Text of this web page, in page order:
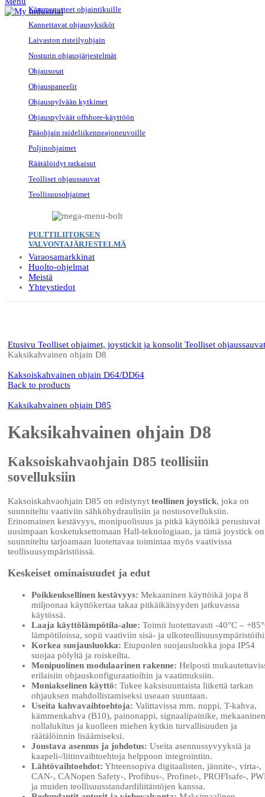
Kämmenotteet ohjaintikuille
Kannettavat ohjausyksiköt
Laivaston risteilyohjain
Nosturin ohjausjärjestelmät
Ohjausosat
Ohjauspaneelit
Ohjauspylvään kytkimet
Ohjauspylväät offshore-käyttöön
Pääohjain raideliikenneajoneuvoille
Poljinohjaimet
Räätälöidyt ratkaisut
Teolliset ohjaussauvat
Teollisuusohjaimet
PULTTILIITOKSEN
VALVONTAJÄRJESTELMÄ
Varaosamarkkinat
Huolto-ohjelmat
Meistä
Yhteystiedot
Etusivu Teolliset ohjaimet, joystickit ja konsolit Teolliset ohjaussauvat
Kaksikahvainen ohjain D8
Kaksoiskahvainen ohjain D64/DD64
Back to products
Kaksikahvainen ohjain D85
Kaksikahvainen ohjain D8
Kaksoiskahvaohjain D85 teollisiin
sovelluksiin
Kaksoiskahvaohjain D85 on edistynyt teollinen joystick, joka on
suunniteltu vaativiin sähköhydraulisiin ja nostosovelluksiin.
Erinomainen kestävyys, monipuolisuus ja pitkä käyttöikä perustuvat
uusimpaan kosketuksettomaan Hall-teknologiaan, ja tämä joystick on
suunniteltu tarjoamaan luotettavaa toimintaa myös vaativissa
teollisuusympäristöissä.
Keskeiset ominaisuudet ja edut
Poikkeuksellinen kestävyys: Mekaaninen käyttöikä jopa 8
miljoonaa käyttökertaa takaa pitkäikäisyyden jatkuvassa
käytössä.
Laaja käyttölämpötila-alue: Toimii luotettavasti -40°C –
lämpötiloissa, sopii vaativiin sisä- ja
Korkea suojausluokka: Etupuolen suojausluokka jopa IP54
suojaa pölyltä ja roiskeilta.
Monipuolinen modulaarinen rakenne: Helposti
erilaisiin ohjauskonfiguraatioihin ja vaatimuksiin.
Moniakselinen käyttö: Tukee kaksisuuntaista liikettä tarkan
ohjauksen mahdollistamiseksi useaan suuntaan.
Useita kahvavaihtoehtoja: Valittavissa mm. nuppi, T-kahva,
kämmenkahva (B10), painonappi, signaalipainike, mekaaninen
nollalukitus ja kuolleen miehen kytkin turvallisuuden ja
räätälöinnin lisäämiseksi.
Joustava asennus ja johdotus: Useita asennussyvyyksiä ja
kaapeli-/liitinvaihtoehtoja helppoon integrointiin.
Lähtövaihtoehdot: Yhteensopiva digitaalisten, jännite-, virta-,
CAN-, CANopen Safety-, Profibus-, Profinet-, PROFIsafe-,
ja muiden teollisuusstandardiliitäntöjen kanssa.